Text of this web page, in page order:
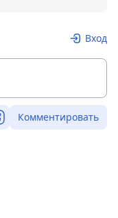
Вход
Комментировать